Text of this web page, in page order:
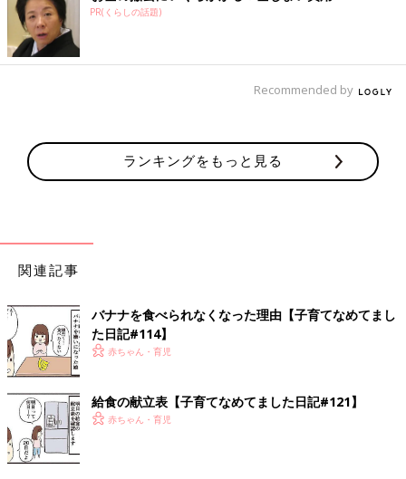
4歳頃に、私のおつまみを食べたことがきっかけで
それ以降、コンビニやスーパに入るとお菓子コーナーは素通りで
おつまみコーナに行くように…
家中しょっぱいものまみれです。。
みなさんのお子さんは、何のお菓子が好きですか？(*´ω｀*)
[ひよこエッグ]
都内在住のワーママ。
PR(くらしの話題)
Recommended by
ランキングをもっと見る
関連記事
バナナを食べられなくなった理由【子育てなめてまし
た日記#114】
赤ちゃん・育児
給食の献立表【子育てなめてました日記#121】
赤ちゃん・育児